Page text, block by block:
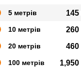
5 метрів 145
10 метрів 260
20 метрів 460
100 метрів 1,950